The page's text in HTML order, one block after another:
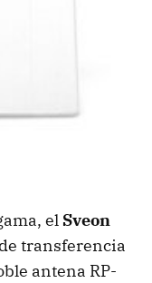
el Sveon
transferencia
antena RP-